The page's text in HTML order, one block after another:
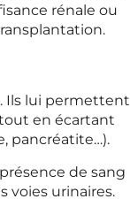
rénale ou
Ils lui permettent
en écartant
pancréatite…).
de sang
voies urinaires.